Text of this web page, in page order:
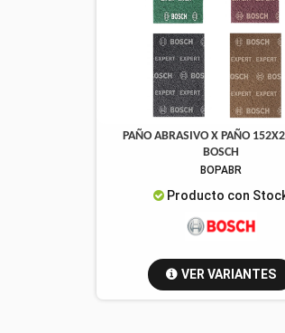
PAÑO ABRASIVO X PAÑO
BOSCH
BOPABR
Producto con
VER VARIANTES